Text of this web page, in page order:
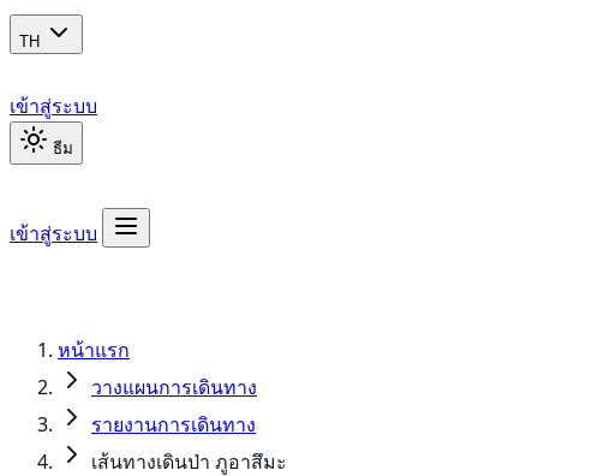
TH
เข้าสู่ระบบ
ธีม
เข้าสู่ระบบ
หน้าแรก
วางแผนการเดินทาง
รายงานการเดินทาง
เส้นทางเดินป่า ภูอาสึมะ